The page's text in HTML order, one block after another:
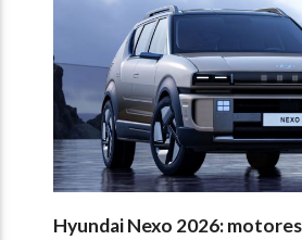
Hyundai Nexo 2026: